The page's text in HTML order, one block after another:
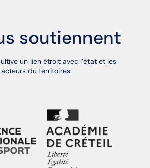
soutiennent
un lien étroit avec l’état et les
acteurs du territoires.